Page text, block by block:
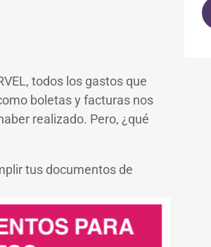
todos los gastos que
boletas y facturas nos
realizado. Pero, ¿qué
tus documentos de